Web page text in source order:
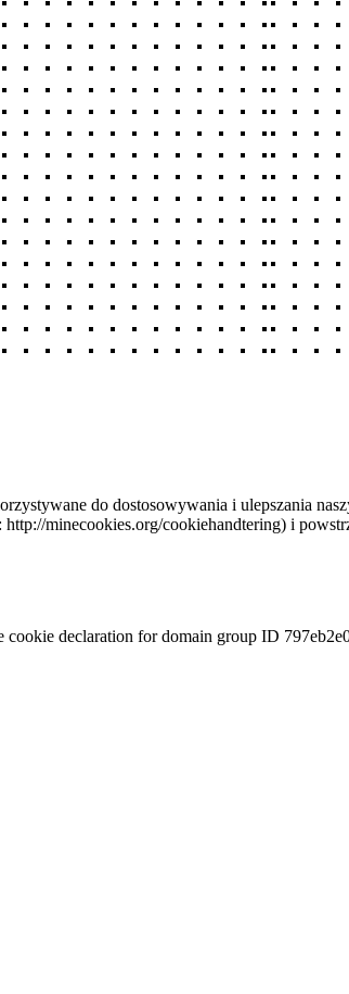
do dostosowywania i ulepszania
minecookies.org/cookiehandtering) i
declaration for domain group ID